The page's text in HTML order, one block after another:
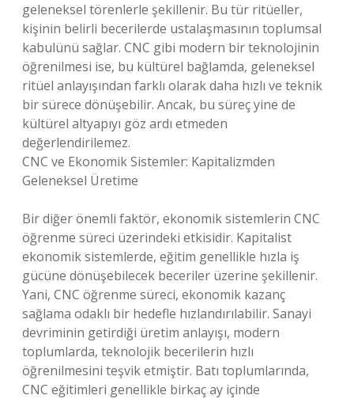
geleneksel törenlerle şekillenir. Bu tür ritüeller,
kişinin belirli becerilerde ustalaşmasının toplumsal
kabulünü sağlar. CNC gibi modern bir teknolojinin
öğrenilmesi ise, bu kültürel bağlamda, geleneksel
ritüel anlayışından farklı olarak daha hızlı ve teknik
bir sürece dönüşebilir. Ancak, bu süreç yine de
kültürel altyapıyı göz ardı etmeden
değerlendirilemez.
CNC ve Ekonomik Sistemler: Kapitalizmden
Geleneksel Üretime
Bir diğer önemli faktör, ekonomik sistemlerin CNC
öğrenme süreci üzerindeki etkisidir. Kapitalist
ekonomik sistemlerde, eğitim genellikle hızla iş
gücüne dönüşebilecek beceriler üzerine şekillenir.
Yani, CNC öğrenme süreci, ekonomik kazanç
sağlama odaklı bir hedefle hızlandırılabilir. Sanayi
devriminin getirdiği üretim anlayışı, modern
toplumlarda, teknolojik becerilerin hızlı
öğrenilmesini teşvik etmiştir. Batı toplumlarında,
CNC eğitimleri genellikle birkaç ay içinde